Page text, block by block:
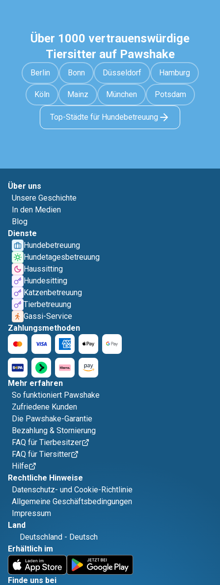
Über 1000 vertrauenswürdige
Tiersitter auf Pawshake
Berlin Bonn Düsseldorf Hamburg
Köln Mainz München Potsdam
Top-Städte für Hundebetreuung
Über uns
Unsere Geschichte
In den Medien
Blog
Dienste
Hundebetreuung
Hundetagesbetreuung
Haussitting
Hundesitting
Katzenbetreuung
Tierbetreuung
Gassi-Service
Zahlungsmethoden
Mehr erfahren
So funktioniert Pawshake
Zufriedene Kunden
Die Pawshake-Garantie
Bezahlung & Stornierung
FAQ für Tierbesitzer
FAQ für Tiersitter
Hilfe
Rechtliche Hinweise
Datenschutz- und Cookie-Richtlinie
Allgemeine Geschäftsbedingungen
Impressum
Land
Deutschland - Deutsch
Erhältlich im
Finde uns bei